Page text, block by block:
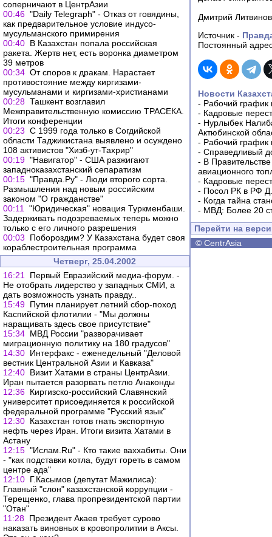
соперничают в ЦентрАзии
00:46 "Daily Telegraph" - Отказ от говядины,
как предварительное условие индусо-
мусульманского примирения
00:40 В Казахстан попала российская
ракета. Жертв нет, есть воронка диаметром
39 метров
00:34 От споров к дракам. Нарастает
противостояние между киргизами-
мусульманами и киргизами-христианами
00:28 Ташкент возглавил
Межправительственную комиссию ТРАСЕКА.
Итоги конференции
00:23 С 1999 года только в Согдийской
области Таджикистана выявлено и осуждено
108 активистов "Хизб-ут-Тахрир"
00:19 "Навигатор" - США разжигают
западноказахстанский сепаратизм
00:15 "Правда.Ру" - Люди второго сорта.
Размышления над новым российским
законом "О гражданстве"
00:11
"Юридическая" новация Туркменбаши.
Задерживать подозреваемых теперь можно
только с его личного разрешения
00:03
Побороздим? У Казахстана будет своя
кораблестроительная программа
Четверг, 25.04.2002
16:21
Первый Евразийский медиа-форум. -
Не отобрать лидерство у западных СМИ, а
дать возможность узнать правду..
15:49 Путин планирует летний сбор-поход
Каспийской флотилии - "Мы должны
наращивать здесь свое присутствие"
15:34 МВД России "разворачивает
миграционную политику на 180 градусов"
14:30 Интерфакс - еженедельный "Деловой
вестник Центральной Азии и Кавказа"
12:40 Визит Хатами в страны ЦентрАзии.
Иран пытается разорвать петлю Анаконды
12:36 Киргизско-российский Славянский
университет присоединяется к российской
федеральной программе "Русский язык"
12:30 Казахстан готов гнать экспортную
нефть через Иран. Итоги визита Хатами в
Астану
12:15 "Ислам.Ru" - Кто такие ваххабиты. Они
- "как подставки котла, будут гореть в самом
центре ада"
12:10 Г.Касымов (депутат Мажилиса):
Главный "слон" казахстанской коррупции -
Терещенко, глава пропрезидентской партии
"Отан"
11:28 Президент Акаев требует сурово
наказать виновных в кровопролитии в Аксы.
Дмитрий
Источник -
Постоянный
Новости
- Рабочий график
- Кадровые
- Нурлыбек
Актюбинской
- Рабочий график
- Справедливый
- В
авиационного
- Кадровые
- Посол РК в РФ
- Когда тайна
- МВД: Более 20
Перейти на
© CentrAsia